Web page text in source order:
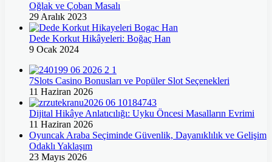
Oğlak ve Çoban Masalı
29 Aralık 2023
Dede Korkut Hikâyeleri: Boğaç Han
9 Ocak 2024
7Slots Casino Bonusları ve Popüler Slot Seçenekleri
11 Haziran 2026
Dijital Hikâye Anlatıcılığı: Uyku Öncesi Masalların Evrimi
11 Haziran 2026
Oyuncak Araba Seçiminde Güvenlik, Dayanıklılık ve Gelişim
Odaklı Yaklaşım
23 Mayıs 2026